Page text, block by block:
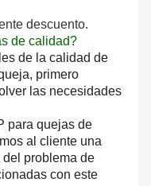
descuento.
de calidad?
de la calidad de
primero
las necesidades
para quejas de
al cliente una
problema de
con este